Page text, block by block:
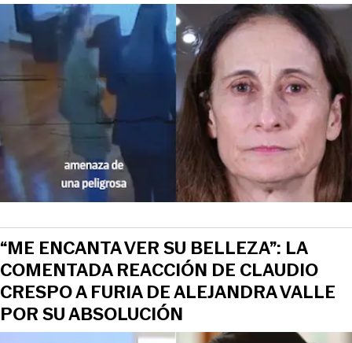
“ME ENCANTA VER SU BELLEZA”: LA
COMENTADA REACCIÓN DE CLAUDIO
CRESPO A FURIA DE ALEJANDRA VALLE
POR SU ABSOLUCIÓN